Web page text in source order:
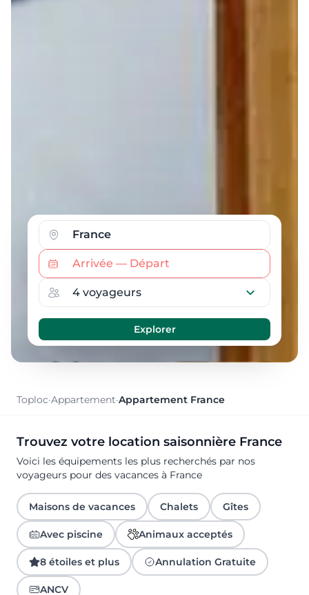
Toploc·Appartement·Appartement France
Trouvez votre location saisonnière France
Voici les équipements les plus recherchés par nos
voyageurs pour des vacances à France
Maisons de vacances Chalets Gîtes
Avec piscine Animaux acceptés
8 étoiles et plus Annulation Gratuite
ANCV